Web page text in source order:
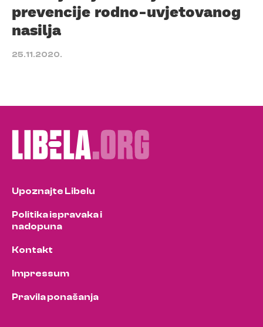
prevencije rodno-uvjetovanog
nasilja
25.11.2020.
Upoznajte Libelu
Politika ispravaka i
nadopuna
Kontakt
Impressum
Pravila ponašanja